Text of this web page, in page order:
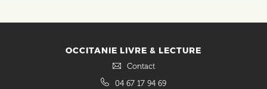
OCCITANIE LIVRE & LECTURE
Contact
04 67 17 94 69